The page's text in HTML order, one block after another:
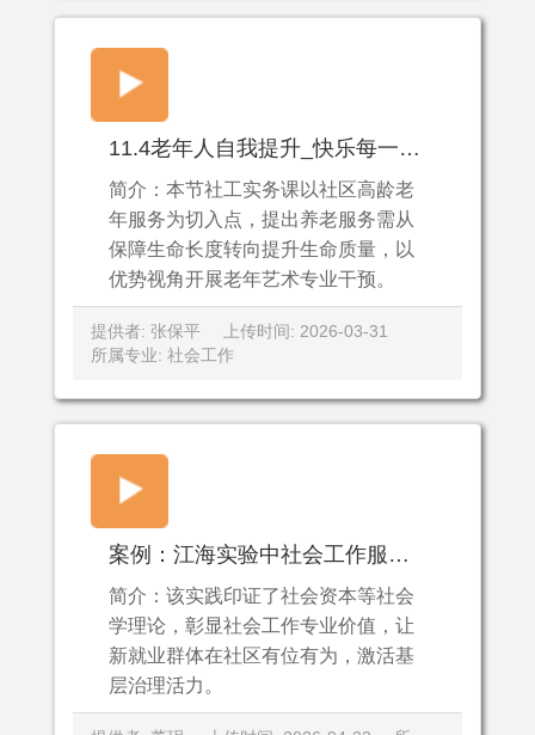
11.4老年人自我提升_快乐每一天.mp4
简介：本节社工实务课以社区高龄老
年服务为切入点，提出养老服务需从
保障生命长度转向提升生命质量，以
优势视角开展老年艺术专业干预。
提供者: 张保平
上传时间: 2026-03-31
所属专业: 社会工作
案例：江海实验中社会工作服务新就业群体的探索.mp4
简介：该实践印证了社会资本等社会
学理论，彰显社会工作专业价值，让
新就业群体在社区有位有为，激活基
层治理活力。